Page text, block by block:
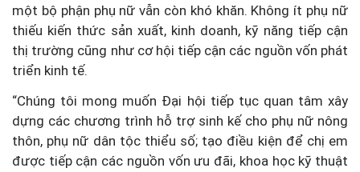
một bộ phận phụ nữ vẫn còn khó khăn. Không ít phụ nữ
thiếu kiến thức sản xuất, kinh doanh, kỹ năng tiếp cận
thị trường cũng như cơ hội tiếp cận các nguồn vốn phát
triển kinh tế.
“Chúng tôi mong muốn Đại hội tiếp tục quan tâm xây
dựng các chương trình hỗ trợ sinh kế cho phụ nữ nông
thôn, phụ nữ dân tộc thiểu số; tạo điều kiện để chị em
được tiếp cận các nguồn vốn ưu đãi, khoa học kỹ thuật